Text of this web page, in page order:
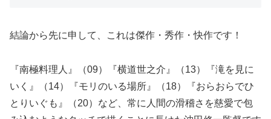
結論から先に申して、これは傑作・秀作・快作です！
『南極料理人』（09）『横道世之介』（13）『滝を見に
いく』（14）『モリのいる場所』（18）『おらおらでひ
とりいぐも』（20）など、常に人間の滑稽さを慈愛で包